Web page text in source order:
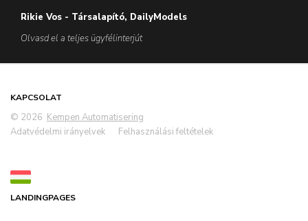
Rikie Vos - Társalapító, DailyModels
Olvasd el a teljes ügyfélinterjút
KAPCSOLAT
© 2026 Kempen Automatisering
Adatvédelmi irányelvek
Felhasználási feltételek
LANDINGPAGES